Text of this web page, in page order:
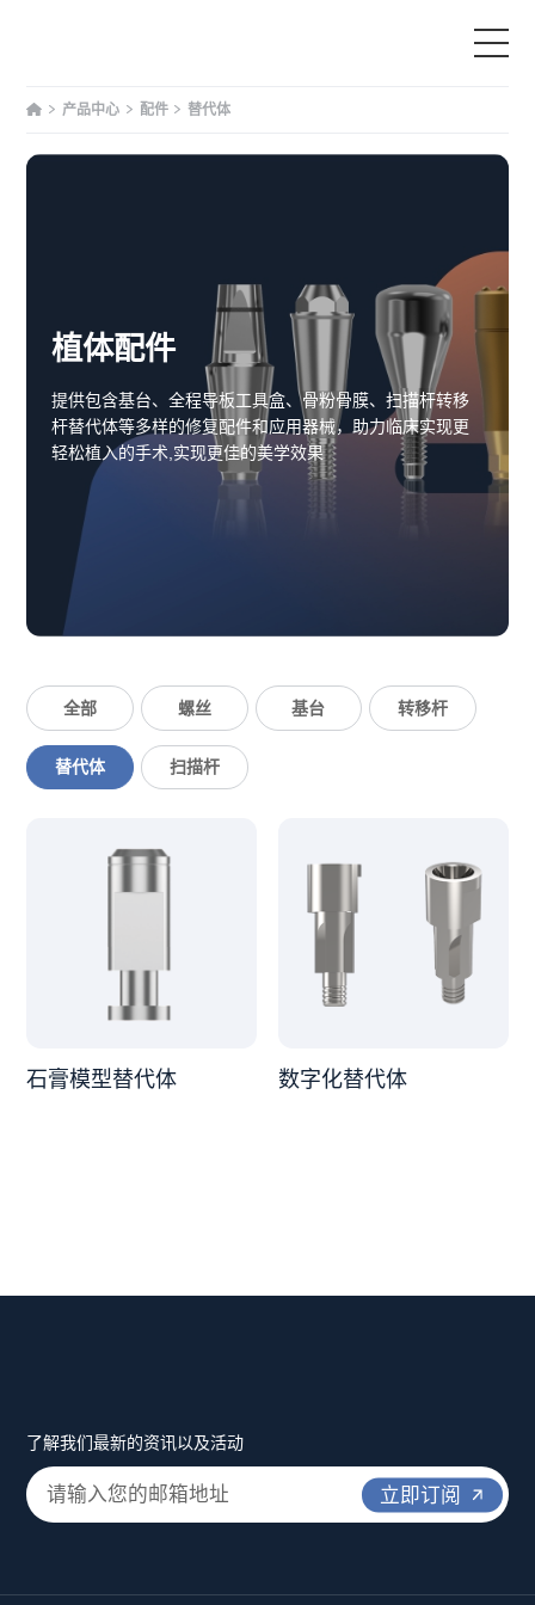
首页
服务与支持
教育
文章资讯
联系我们
CN
产品中心 配件 替代体
植体配件
提供包含基台、全程导板工具盒、骨粉骨膜、扫描杆转移
杆替代体等多样的修复配件和应用器械，助力临床实现更
轻松植入的手术,实现更佳的美学效果
全部 螺丝 基台 转移杆
替代体 扫描杆
石膏模型替代体 数字化替代体
了解我们最新的资讯以及活动
立即订阅